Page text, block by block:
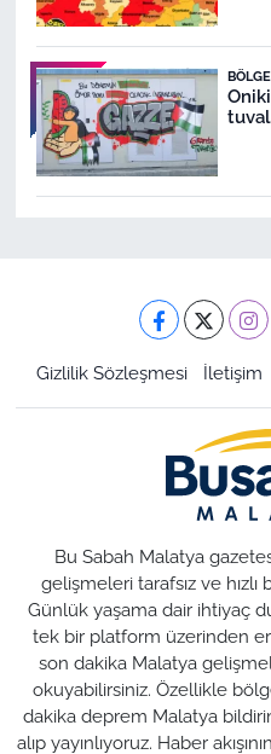
BÖLGE
Gizlilik Sözleşmesi İletişim
Bu Sabah Malatya
gelişmeleri tarafsız ve hızlı
Günlük yaşama dair ihtiyaç
tek bir platform üzerinden
son dakika Malatya
okuyabilirsiniz. Özellikle
dakika deprem Malatya
alıp yayınlıyoruz. Haber